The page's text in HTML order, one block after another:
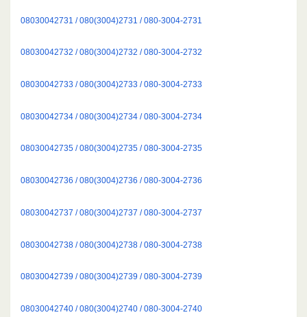
08030042731 / 080(3004)2731 / 080-3004-2731
08030042732 / 080(3004)2732 / 080-3004-2732
08030042733 / 080(3004)2733 / 080-3004-2733
08030042734 / 080(3004)2734 / 080-3004-2734
08030042735 / 080(3004)2735 / 080-3004-2735
08030042736 / 080(3004)2736 / 080-3004-2736
08030042737 / 080(3004)2737 / 080-3004-2737
08030042738 / 080(3004)2738 / 080-3004-2738
08030042739 / 080(3004)2739 / 080-3004-2739
08030042740 / 080(3004)2740 / 080-3004-2740